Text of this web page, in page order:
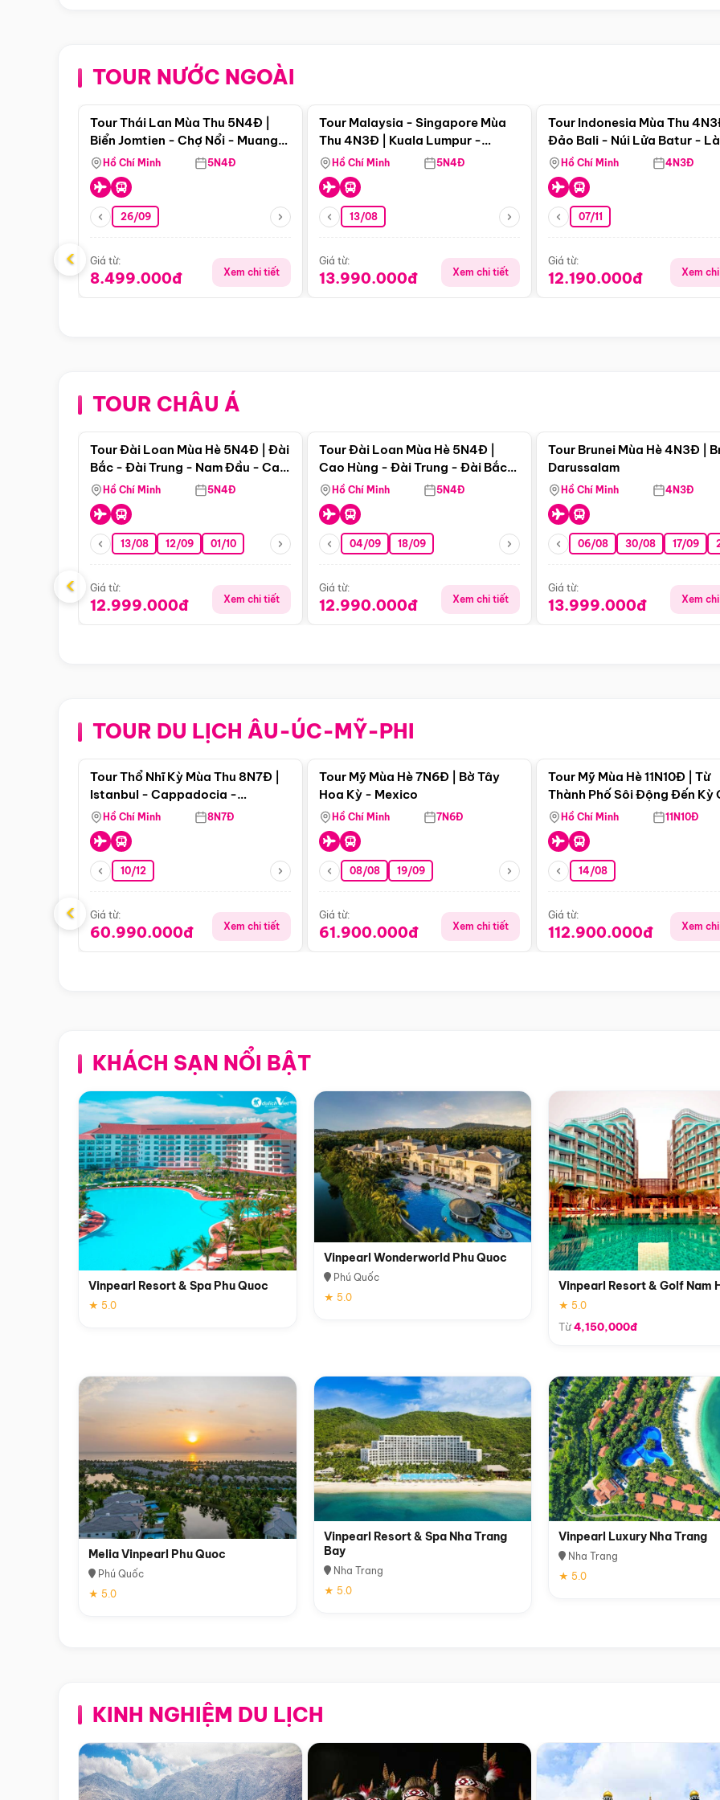
TOUR NƯỚC NGOÀI
Điểm nổi bật
Tour Thái Lan Mùa Thu 5N4Đ |
Biển Jomtien - Chợ Nổi - Muang
Boran - Suanthai
Hồ Chí Minh 5N4Đ
26/09
Giá từ:
8.499.000đ Xem chi tiết
Tour Malaysia - Singapore Mùa
Thu 4N3Đ | Kuala Lumpur -
Malacca - Johor Baru -
Singapore
Hồ Chí Minh 5N4Đ
13/08
Giá từ:
13.990.000đ Xem chi tiết
Tour Indonesia Mùa Thu
Đảo Bali - Núi Lửa Batur -
Penglipuran
Hồ Chí Minh 4N3Đ
07/11
Giá từ:
12.190.000đ Xem
‹
TOUR CHÂU ÁĐiểm nổi bật
Tour Đài Loan Mùa Hè 5N4Đ | Đài
Bắc - Đài Trung - Nam Đầu - Cao
Hùng ( Bay Vn)
Hồ Chí Minh 5N4Đ
13/08 12/09 01/10
Giá từ:
12.999.000đ Xem chi tiết
Tour Đài Loan Mùa Hè 5N4Đ |
Cao Hùng - Đài Trung - Đài Bắc
(Bay Vj)
Hồ Chí Minh 5N4Đ
04/09 18/09
Giá từ:
12.990.000đ Xem chi tiết
Tour Brunei Mùa Hè 4N3Đ |
Darussalam
Hồ Chí Minh 4N3Đ
06/08 30/08 17/09
Giá từ:
13.999.000đ Xem
‹
TOUR DU LỊCH ÂU-ÚC-MỸ-PHI
Điểm nổi bật
Tour Thổ Nhĩ Kỳ Mùa Thu 8N7Đ |
Istanbul - Cappadocia -
Pamukkale
Hồ Chí Minh 8N7Đ
10/12
Giá từ:
60.990.000đ Xem chi tiết
Tour Mỹ Mùa Hè 7N6Đ | Bờ Tây
Hoa Kỳ - Mexico
Hồ Chí Minh 7N6Đ
08/08 19/09
Giá từ:
61.900.000đ Xem chi tiết
Tour Mỹ Mùa Hè 11N10Đ | Từ
Thành Phố Sôi Động Đến Kỳ
Thiên Nhiên Mỹ
Hồ Chí Minh 11N10Đ
14/08
Giá từ:
112.900.000đ Xem
‹
KHÁCH SẠN NỔI BẬT
Vinpearl Resort & Spa Phu Quoc
★ 5.0
Vinpearl Wonderworld Phu Quoc
Phú Quốc
★ 5.0
Vinpearl Resort & Golf Nam
★ 5.0
Từ4,150,000đ
Melia Vinpearl Phu Quoc
Phú Quốc
★ 5.0
Vinpearl Resort & Spa Nha Trang
Bay
Nha Trang
★ 5.0
Vinpearl Luxury Nha Trang
Nha Trang
★ 5.0
KINH NGHIỆM DU LỊCH